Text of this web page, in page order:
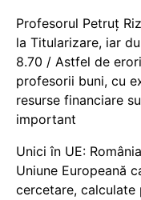
Profesorul Petruț
la Titularizare, iar
8.70 / Astfel de
profesorii buni, cu
resurse financiare
important
Unici în UE:
Uniune Europeană
cercetare,